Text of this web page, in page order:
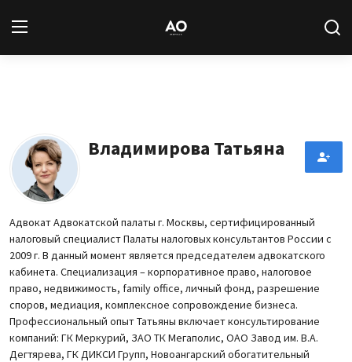
Новости
Статьи
Архив
База знаний
Подписка
Владимирова Татьяна
Адвокат Адвокатской палаты г. Москвы, сертифицированный
налоговый специалист Палаты налоговых консультантов России с
2009 г. В данный момент является председателем адвокатского
кабинета. Специализация – корпоративное право, налоговое
право, недвижимость, family office, личный фонд, разрешение
споров, медиация, комплексное сопровождение бизнеса.
Профессиональный опыт Татьяны включает консультирование
компаний: ГК Меркурий, ЗАО ТК Мегаполис, ОАО Завод им. В.А.
Дегтярева, ГК ДИКСИ Групп, Новоангарский обогатительный